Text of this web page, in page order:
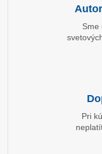
Sme
Pri